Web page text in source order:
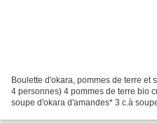
Boulette d'okara, pommes de terre et
4 personnes) 4 pommes de terre bio
soupe d'okara d'amandes* 3 c.à